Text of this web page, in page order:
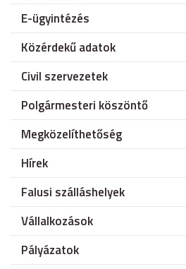
E-ügyintézés
Közérdekű adatok
Civil szervezetek
Polgármesteri köszöntő
Megközelíthetőség
Hírek
Falusi szálláshelyek
Vállalkozások
Pályázatok